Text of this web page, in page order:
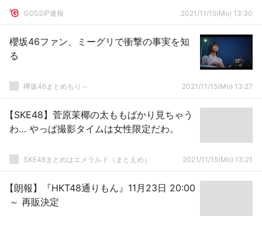
GOSSIP速報 2021/11/15(Mo) 13:30
櫻坂46ファン、ミーグリで衝撃の事実を知
る
欅坂46まとめもり～ 2021/11/15(Mo) 13:27
【SKE48】菅原茉椰の太ももばかり見ちゃう
わ… やっぱ撮影タイムは女性限定だわ。
SKE48まとめはエメラルド（まとえめ） 2021/11/15(Mo) 13:21
【朗報】『HKT48通りもん』11月23日 20:00
～ 再販決定